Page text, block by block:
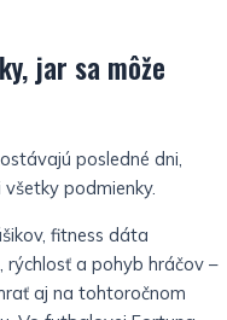
jar sa môže
posledné dni,
podmienky.
fitness dáta
rýchlosť a pohyb hráčov –
aj na tohtoročnom